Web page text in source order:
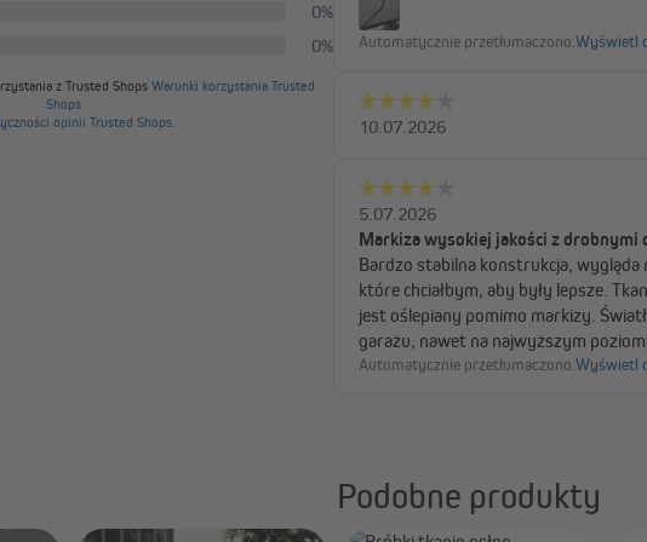
z większych zabrudzeń przy każdym zwijaniu.
zalecamy:
szmatką,
roztworu mydła przy silniejszych zabrudzeniach,
czyszczących i myjek ciśnieniowych, aby chronić tkaninę.
relaksu na świeżym powietrzu z markizą w kasecie Quadris
Podobne produkty